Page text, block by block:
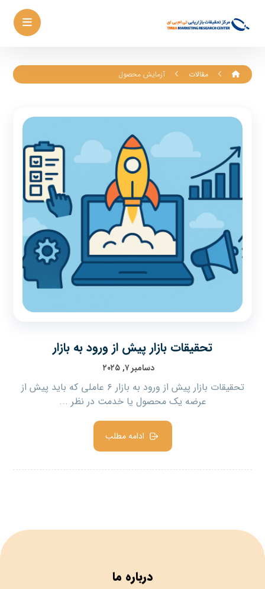
مقالات آزمایش محصول
تحقیقات بازار پیش از ورود به بازار
دسامبر ۷, ۲۰۲۵
تحقیقات بازار پیش از ورود به بازار ۶ عاملی که باید پیش از
عرضه یک محصول یا خدمت در نظر ...
ادامه مطلب
درباره ما